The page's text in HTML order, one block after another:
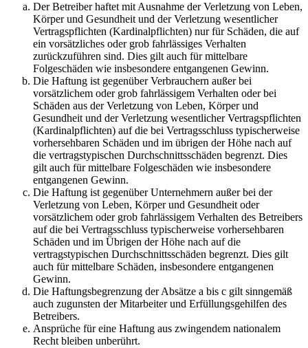
Der Betreiber haftet mit Ausnahme der Verletzung von Leben,
Körper und Gesundheit und der Verletzung wesentlicher
Vertragspflichten (Kardinalpflichten) nur für Schäden, die auf
ein vorsätzliches oder grob fahrlässiges Verhalten
zurückzuführen sind. Dies gilt auch für mittelbare
Folgeschäden wie insbesondere entgangenen Gewinn.
Die Haftung ist gegenüber Verbrauchern außer bei
vorsätzlichem oder grob fahrlässigem Verhalten oder bei
Schäden aus der Verletzung von Leben, Körper und
Gesundheit und der Verletzung wesentlicher Vertragspflichten
(Kardinalpflichten) auf die bei Vertragsschluss typischerweise
vorhersehbaren Schäden und im übrigen der Höhe nach auf
die vertragstypischen Durchschnittsschäden begrenzt. Dies
gilt auch für mittelbare Folgeschäden wie insbesondere
entgangenen Gewinn.
Die Haftung ist gegenüber Unternehmern außer bei der
Verletzung von Leben, Körper und Gesundheit oder
vorsätzlichem oder grob fahrlässigem Verhalten des Betreibers
auf die bei Vertragsschluss typischerweise vorhersehbaren
Schäden und im Übrigen der Höhe nach auf die
vertragstypischen Durchschnittsschäden begrenzt. Dies gilt
auch für mittelbare Schäden, insbesondere entgangenen
Gewinn.
Die Haftungsbegrenzung der Absätze a bis c gilt sinngemäß
auch zugunsten der Mitarbeiter und Erfüllungsgehilfen des
Betreibers.
Ansprüche für eine Haftung aus zwingendem nationalem
Recht bleiben unberührt.